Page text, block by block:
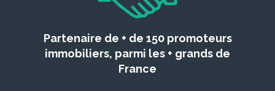
Partenaire de + de 150 promoteurs
immobiliers, parmi les + grands de
France